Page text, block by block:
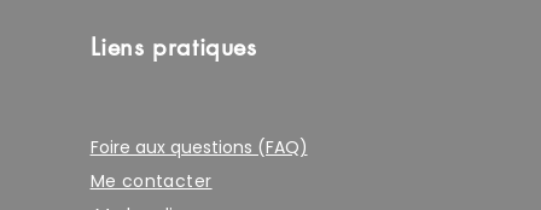
Liens pratiques
Foire aux questions (FAQ)
Me contacter